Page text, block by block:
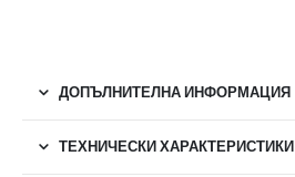
ДОПЪЛНИТЕЛНА ИНФОРМАЦИЯ
ТЕХНИЧЕСКИ ХАРАКТЕРИСТИКИ